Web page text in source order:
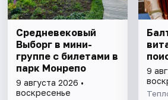
Cредневековый
Выборг в мини-
группе c билетами в
парк Монрепо
9 августа 2026 •
воскресенье
9